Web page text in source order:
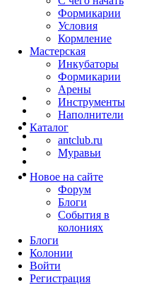
Формикарии
Условия
Кормление
Мастерская
Инкубаторы
Формикарии
Арены
Инструменты
Наполнители
Каталог
antclub.ru
Муравьи
Новое на сайте
Форум
Блоги
События в
колониях
Блоги
Колонии
Войти
Peгиcтpaция